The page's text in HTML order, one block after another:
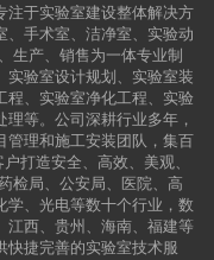
注于实验室建设整体解决方
、手术室、洁净室、实验动
生产、销售为一体专业制
实验室设计规划、实验室装
程、实验室净化工程、实验
等。公司深耕行业多年，
管理和施工安装团队，集百
打造安全、高效、美观、
检局、公安局、医院、高
学、光电等数十个行业，数
江西、贵州、海南、福建等
快捷完善的实验室技术服